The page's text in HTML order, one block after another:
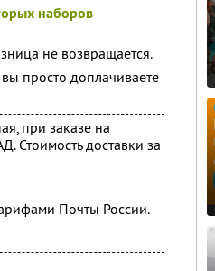
наборов
не возвращается.
просто доплачиваете
при заказе на
Стоимость доставки за
Почты России.